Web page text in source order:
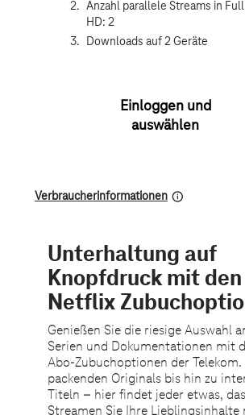
Anzahl parallele Streams in Full
HD: 2
Downloads auf 2 Geräte
Einloggen und
auswählen
Verbraucherinformationen